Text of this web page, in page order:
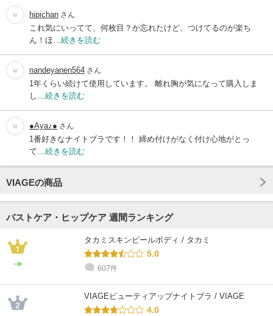
hipichan さん
これ気にいってて、何枚目？か忘れたけど、つけてるのが楽ち
ん！ほ… 続きを読む
nandeyanen564 さん
1年くらい続けて使用しています。 離れ胸が気になって購入しま
し… 続きを読む
●Aya♪● さん
1番好きなナイトブラです！！ 締め付けがなく付け心地がとっ
て… 続きを読む
VIAGEの商品
バストケア・ヒップケア 週間ランキング
タカミスキンピールボディ / タカミ
5.0
607件
VIAGEビューティアップナイトブラ / VIAGE
4.0